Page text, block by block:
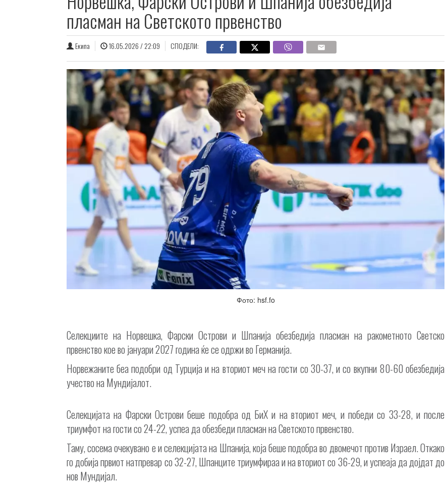
пласман на Светското првенство
Екипа 16.05.2026 / 22:09 СПОДЕЛИ:
Фото: hsf.fo
Селекциите на Норвешка, Фарски Острови и Шпанија обезбедија пласман на ракометното Светско
првенство кое во јануари 2027 година ќе се одржи во Германија.
Норвежаните беа подобри од Турција и на вториот меч на гости со 30-37, и со вкупни 80-60 обезбедија
учество на Мундијалот.
Селекцијата на Фарски Острови беше подобра од БиХ и на вториот меч, и победи со 33-28, и после
триумфот на гости со 24-22, успеа да обезбеди пласман на Светското првенство.
Таму, сосема очекувано е и селекцијата на Шпанија, која беше подобра во двомечот против Израел. Откако
го добија првиот натпревар со 32-27, Шпанците триумфираа и на вториот со 36-29, и успеаја да дојдат до
нов Мундијал.